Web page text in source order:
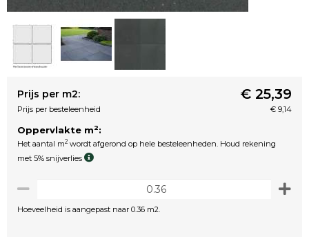
Prijs per m2: € 25,39
Prijs per besteleenheid € 9,14
Oppervlakte m2:
Het aantal m2 wordt afgerond op hele besteleenheden. Houd rekening
met 5% snijverlies
Hoeveelheid is aangepast naar 0.36 m2.